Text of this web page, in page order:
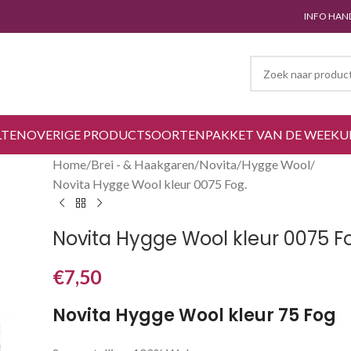
INFO
OVERIGE PRODUCTSOORTENPAKKET VAN DE WEEK
Home Brei - & Haakgaren Novita Hygge Wool
Novita Hygge Wool kleur 0075 Fog.
Novita Hygge Wool kleur 0075
€7,50
Novita Hygge Wool kleur 75 Fog